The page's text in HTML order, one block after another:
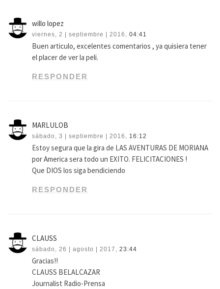
willo lopez
viernes, 2 | septiembre | 2016, 04:41
Buen articulo, excelentes comentarios , ya quisiera tener
el placer de ver la peli.
RESPONDER
MARLULOB
sábado, 3 | septiembre | 2016, 16:12
Estoy segura que la gira de LAS AVENTURAS DE MORIANA
por America sera todo un EXITO. FELICITACIONES !
Que DIOS los siga bendiciendo
RESPONDER
CLAUSS
sábado, 26 | agosto | 2017, 23:44
Gracias!!
CLAUSS BELALCAZAR
Journalist Radio-Prensa